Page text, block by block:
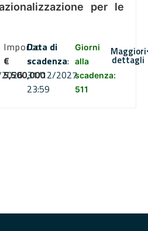
per le
Importo
€
5,500,000
Data di
scadenza:
31/12/2027
23:59
Giorni
alla
scadenza:
511
Maggiori
dettagli